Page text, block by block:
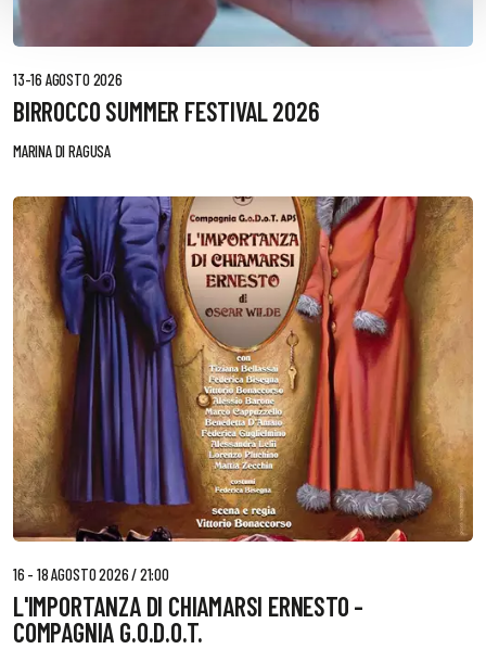
13-16 AGOSTO 2026
BIRROCCO SUMMER FESTIVAL 2026
MARINA DI RAGUSA
16 - 18 AGOSTO 2026 / 21:00
L'IMPORTANZA DI CHIAMARSI ERNESTO -
COMPAGNIA G.O.D.O.T.